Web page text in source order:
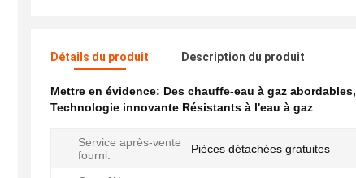
Détails du produit Description du produit
Mettre en évidence: Des chauffe-eau à gaz abordables,
Technologie innovante Résistants à l'eau à gaz
Service après-vente
fourni:
Pièces détachées gratuites